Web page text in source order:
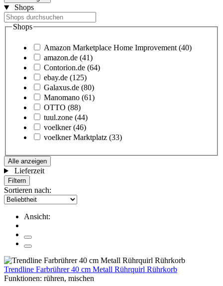
Shops
Shops
Amazon Marketplace Home Improvement (40)
amazon.de (41)
Contorion.de (64)
ebay.de (125)
Galaxus.de (80)
Manomano (61)
OTTO (88)
tuul.zone (44)
voelkner (46)
voelkner Marktplatz (33)
Alle anzeigen
Lieferzeit
Filtern
Sortieren nach:
Ansicht:
Trendline Farbrührer 40 cm Metall Rührquirl Rührkorb
Funktionen: rühren, mischen